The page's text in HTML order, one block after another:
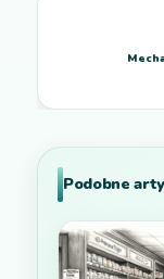
Podobne